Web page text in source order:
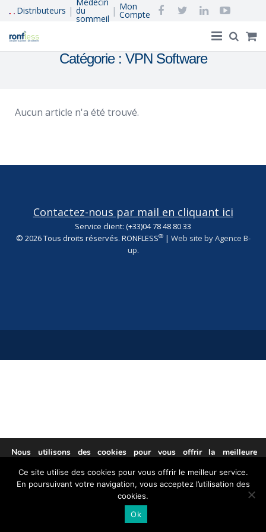
Distributeurs | du
sommeil
| Mon
Compte
Acheter en Ligne
Catégorie : VPN Software
Aucun article n'a été trouvé.
Contactez-nous par mail en cliquant ici
Service client: (+33)04 78 48 80 33
© 2026 Tous droits réservés. RONFLESS®| Web site by Agence B-
up.
Nous utilisons des cookies pour vous offrir la meilleure
You can find out more about which cookies we are using or
switch them off insettings.
Ce site utilise des cookies pour vous offrir le meilleur service.
En poursuivant votre navigation, vous acceptez l’utilisation des
cookies.
Ok